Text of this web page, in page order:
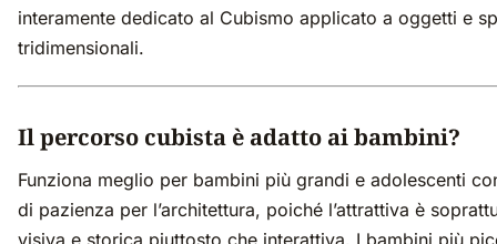
interamente dedicato al Cubismo applicato a oggetti e
tridimensionali.
Il percorso cubista è adatto ai bambini?
Funziona meglio per bambini più grandi e adolescenti
di pazienza per l’architettura, poiché l’attrattiva è
visiva e storica piuttosto che interattiva. I bambini più